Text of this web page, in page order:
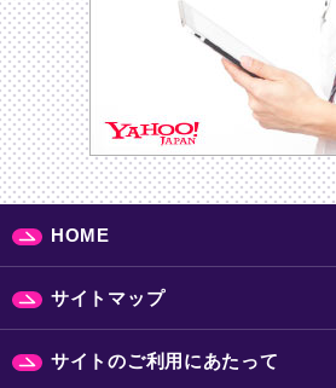
HOME
サイトマップ
サイトのご利用にあたって